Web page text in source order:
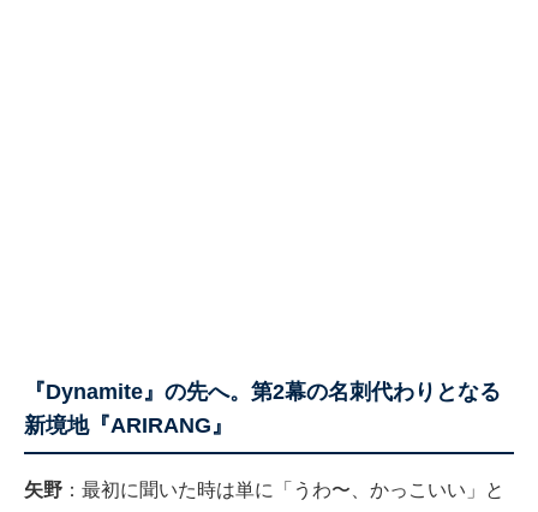
『Dynamite』の先へ。第2幕の名刺代わりとなる
新境地『ARIRANG』
矢野 ：最初に聞いた時は単に「うわ〜、かっこいい」と